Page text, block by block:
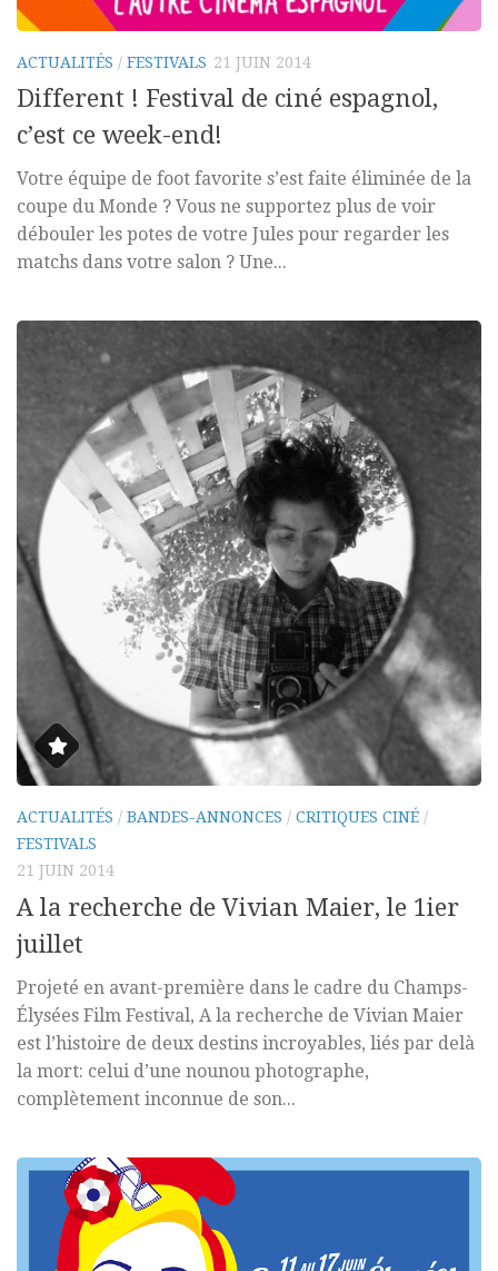
ACTUALITÉS / FESTIVALS 21 JUIN 2014
Different ! Festival de ciné espagnol,
c’est ce week-end!
Votre équipe de foot favorite s’est faite éliminée de la
coupe du Monde ? Vous ne supportez plus de voir
débouler les potes de votre Jules pour regarder les
matchs dans votre salon ? Une...
ACTUALITÉS / BANDES-ANNONCES / CRITIQUES CINÉ /
FESTIVALS
21 JUIN 2014
A la recherche de Vivian Maier, le 1ier
juillet
Projeté en avant-première dans le cadre du Champs-
Élysées Film Festival, A la recherche de Vivian Maier
est l’histoire de deux destins incroyables, liés par delà
la mort: celui d’une nounou photographe,
complètement inconnue de son...